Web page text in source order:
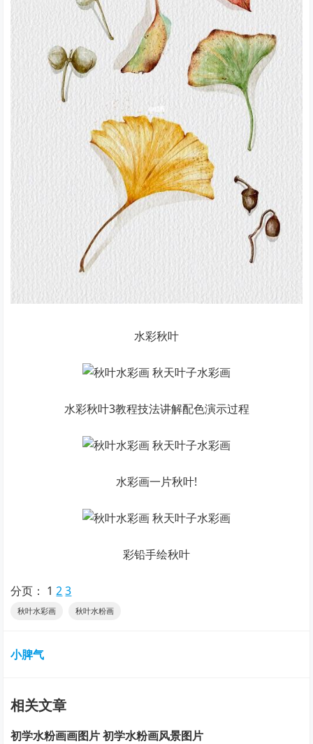
水彩秋叶
水彩秋叶3教程技法讲解配色演示过程
水彩画一片秋叶!
彩铅手绘秋叶
分页： 1 2 3
秋叶水彩画 秋叶水粉画
小脾气
相关文章
初学水粉画画图片 初学水粉画风景图片